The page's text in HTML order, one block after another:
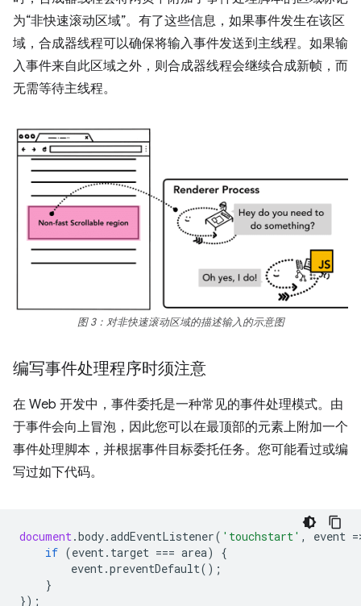
为“非快速滚动区域”。有了这些信息，如果事件发生在该区
域，合成器线程可以确保将输入事件发送到主线程。如果输
入事件来自此区域之外，则合成器线程会继续合成新帧，而
无需等待主线程。
图 3：对非快速滚动区域的描述输入的示意图
编写事件处理程序时须注意
在 Web 开发中，事件委托是一种常见的事件处理模式。由
于事件会向上冒泡，因此您可以在最顶部的元素上附加一个
事件处理脚本，并根据事件目标委托任务。您可能看过或编
写过如下代码。
document.body.addEventListener( 'touchstart' , event =
if (event. target === area)
{
event.preventDefault();
}
});